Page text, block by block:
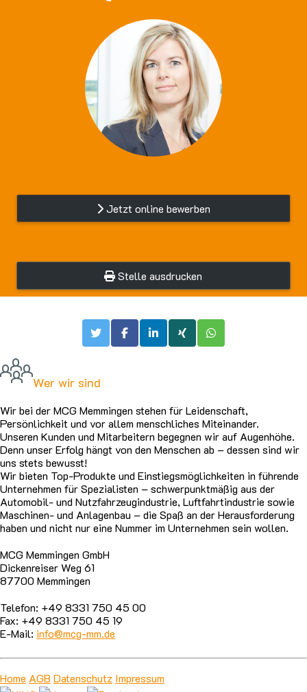
Jetzt online bewerben
Stelle ausdrucken
Wer wir sind
Wir bei der MCG Memmingen stehen für Leidenschaft,
Persönlichkeit und vor allem menschliches Miteinander.
Unseren Kunden und Mitarbeitern begegnen wir auf Augenhöhe.
Denn unser Erfolg hängt von den Menschen ab – dessen sind wir
uns stets bewusst!
Wir bieten Top-Produkte und Einstiegsmöglichkeiten in führende
Unternehmen für Spezialisten – schwerpunktmäßig aus der
Automobil- und Nutzfahrzeugindustrie, Luftfahrtindustrie sowie
Maschinen- und Anlagenbau – die Spaß an der Herausforderung
haben und nicht nur eine Nummer im Unternehmen sein wollen.
MCG Memmingen GmbH
Dickenreiser Weg 61
87700 Memmingen
Telefon: +49 8331 750 45 00
Fax: +49 8331 750 45 19
E-Mail: info@mcg-mm.de
Home AGB Datenschutz Impressum